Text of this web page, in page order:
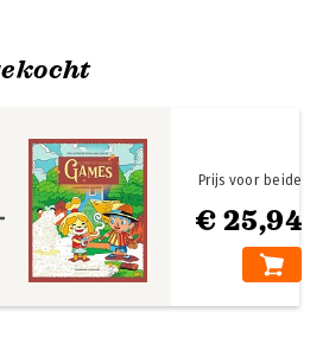
€ 25,94
Prijs voor beide